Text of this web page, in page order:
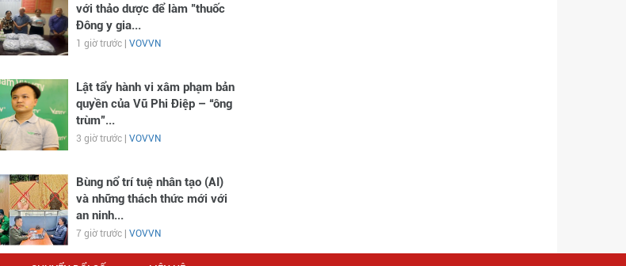
với thảo dược để làm "thuốc
Đông y gia...
1 giờ trước | VOVVN
Lật tẩy hành vi xâm phạm bản
quyền của Vũ Phi Điệp – “ông
trùm”...
3 giờ trước | VOVVN
Bùng nổ trí tuệ nhân tạo (AI)
và những thách thức mới với
an ninh...
7 giờ trước | VOVVN